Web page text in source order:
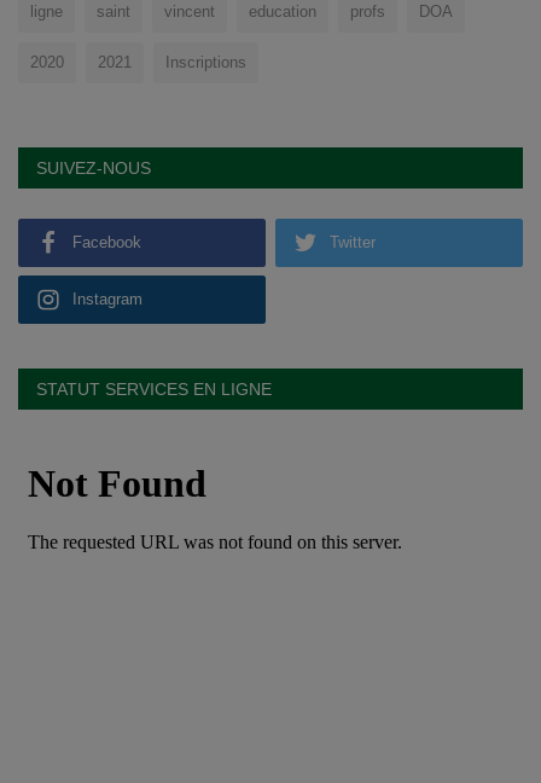
ligne saint vincent education profs DOA
2020 2021 Inscriptions
SUIVEZ-NOUS
Facebook Twitter
Instagram
STATUT SERVICES EN LIGNE